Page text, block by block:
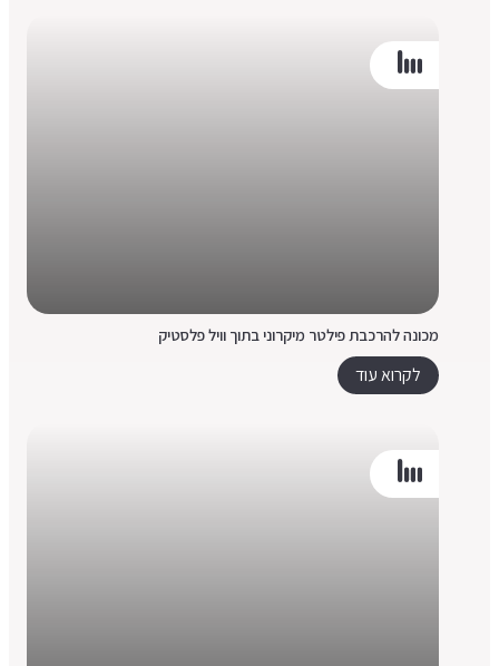
מכונה להרכבת פילטר מיקרוני בתוך וויל פלסטיק
לקרוא עוד